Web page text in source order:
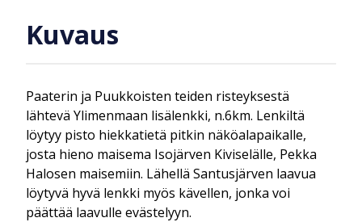
Kuvaus
Paaterin ja Puukkoisten teiden risteyksestä
lähtevä Ylimenmaan lisälenkki, n.6km. Lenkiltä
löytyy pisto hiekkatietä pitkin näköalapaikalle,
josta hieno maisema Isojärven Kiviselälle, Pekka
Halosen maisemiin. Lähellä Santusjärven laavua
löytyvä hyvä lenkki myös kävellen, jonka voi
päättää laavulle evästelyyn.